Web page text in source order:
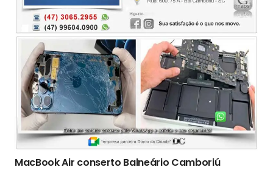
MacBook Air conserto Balneário Camboriú